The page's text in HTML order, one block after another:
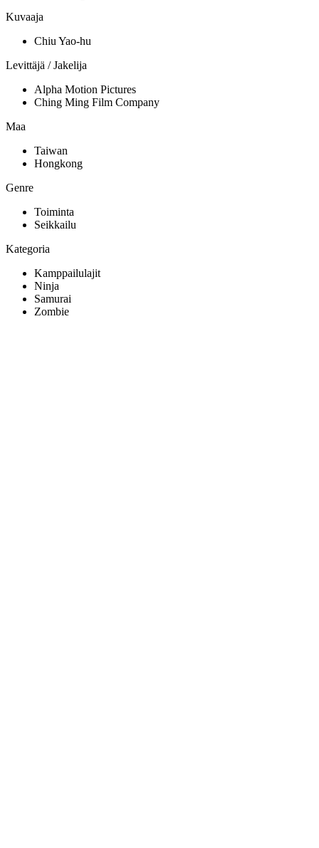
Kuvaaja
Chiu Yao-hu
Levittäjä / Jakelija
Alpha Motion Pictures
Ching Ming Film Company
Maa
Taiwan
Hongkong
Genre
Toiminta
Seikkailu
Kategoria
Kamppailulajit
Ninja
Samurai
Zombie